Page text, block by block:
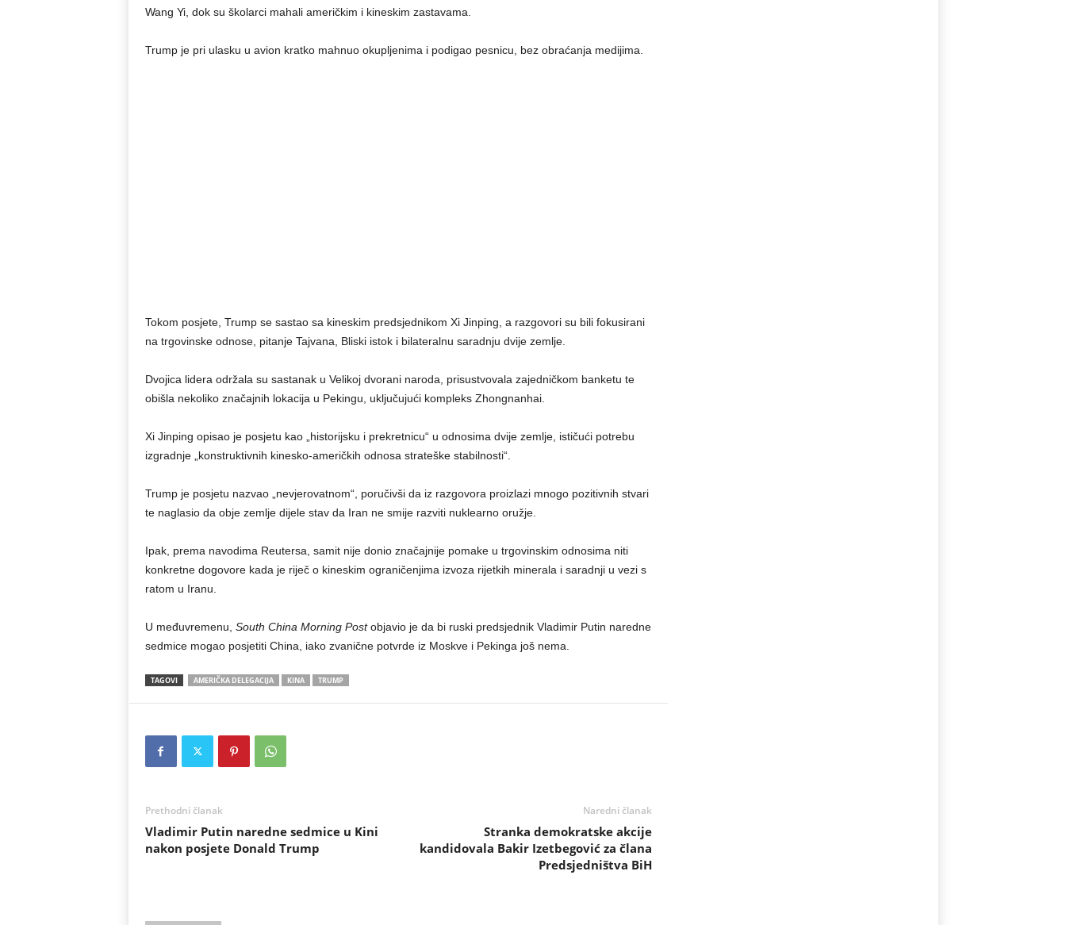
Wang Yi, dok su školarci mahali američkim i kineskim zastavama.
Trump je pri ulasku u avion kratko mahnuo okupljenima i podigao pesnicu, bez obraćanja medijima.
Tokom posjete, Trump se sastao sa kineskim predsjednikom Xi Jinping, a razgovori su bili fokusirani
na trgovinske odnose, pitanje Tajvana, Bliski istok i bilateralnu saradnju dvije zemlje.
Dvojica lidera održala su sastanak u Velikoj dvorani naroda, prisustvovala zajedničkom banketu te
obišla nekoliko značajnih lokacija u Pekingu, uključujući kompleks Zhongnanhai.
Xi Jinping opisao je posjetu kao „historijsku i prekretnicu“ u odnosima dvije zemlje, ističući potrebu
izgradnje „konstruktivnih kinesko-američkih odnosa strateške stabilnosti“.
Trump je posjetu nazvao „nevjerovatnom“, poručivši da iz razgovora proizlazi mnogo pozitivnih stvari
te naglasio da obje zemlje dijele stav da Iran ne smije razviti nuklearno oružje.
Ipak, prema navodima Reutersa, samit nije donio značajnije pomake u trgovinskim odnosima niti
konkretne dogovore kada je riječ o kineskim ograničenjima izvoza rijetkih minerala i saradnji u vezi s
ratom u Iranu.
U međuvremenu, South China Morning Postobjavio je da bi ruski predsjednik Vladimir Putin naredne
sedmice mogao posjetiti China, iako zvanične potvrde iz Moskve i Pekinga još nema.
TAGOVI AMERIČKA DELEGACIJA KINA TRUMP
Prethodni članak
Vladimir Putin naredne sedmice u Kini
nakon posjete Donald Trump
Naredni članak
Stranka demokratske akcije
kandidovala Bakir Izetbegović za člana
Predsjedništva BiH